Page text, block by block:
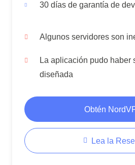
30 días de garantía de
Algunos servidores son
La aplicación pudo haber
diseñada
Obtén
Lea la